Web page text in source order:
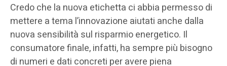
Credo che la nuova etichetta ci abbia permesso di
mettere a tema l’innovazione aiutati anche dalla
nuova sensibilità sul risparmio energetico. Il
consumatore finale, infatti, ha sempre più bisogno
di numeri e dati concreti per avere piena